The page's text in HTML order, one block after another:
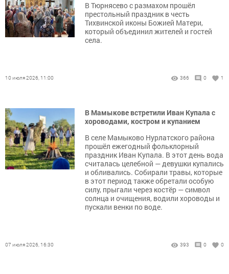
В Тюрнясево с размахом прошёл
престольный праздник в честь
Тихвинской иконы Божией Матери,
который объединил жителей и гостей
села.
10 июля 2026, 11:00 366 0 1
В Мамыкове встретили Иван Купала с
хороводами, костром и купанием
В селе Мамыково Нурлатского района
прошёл ежегодный фольклорный
праздник Иван Купала. В этот день вода
считалась целебной — девушки купались
и обливались. Собирали травы, которые
в этот период также обретали особую
силу, прыгали через костёр — символ
солнца и очищения, водили хороводы и
пускали венки по воде.
07 июля 2026, 16:30 393 0 0